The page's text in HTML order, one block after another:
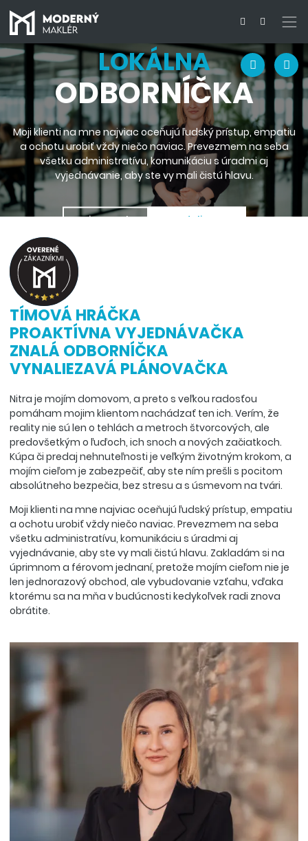
Mgr. Ivana Záhoráková Harňáková
LOKÁLNA
ODBORNÍČKA
Moji klienti na mne najviac oceňujú ľudský prístup, empatiu
a ochotu urobiť vždy niečo naviac. Prevezmem na seba
všetku administratívu, komunikáciu s úradmi aj
vyjednávanie, aby ste vy mali čistú hlavu.
Moja ponuka Povedali o mne
TÍMOVÁ HRÁČKA
PROAKTÍVNA VYJEDNÁVAČKA
ZNALÁ ODBORNÍČKA
VYNALIEZAVÁ PLÁNOVAČKA
Nitra je mojím domovom, a preto s veľkou radosťou
pomáham mojim klientom nachádzať ten ich. Verím, že
reality nie sú len o tehlách a metroch štvorcových, ale
predovšetkým o ľuďoch, ich snoch a nových začiatkoch.
Kúpa či predaj nehnuteľnosti je veľkým životným krokom, a
mojím cieľom je zabezpečiť, aby ste ním prešli s pocitom
absolútneho bezpečia, bez stresu a s úsmevom na tvári.
Moji klienti na mne najviac oceňujú ľudský prístup, empatiu
a ochotu urobiť vždy niečo naviac. Prevezmem na seba
všetku administratívu, komunikáciu s úradmi aj
vyjednávanie, aby ste vy mali čistú hlavu. Zakladám si na
úprimnom a férovom jednaní, pretože mojím cieľom nie je
len jednorazový obchod, ale vybudovanie vzťahu, vďaka
ktorému sa na mňa v budúcnosti kedykoľvek radi znova
obrátite.